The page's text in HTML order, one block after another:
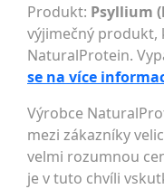
Produkt: Psyllium
výjimečný produkt,
NaturalProtein.
se na více
Výrobce
mezi zákazníky
velmi rozumnou
je v tuto chvíli